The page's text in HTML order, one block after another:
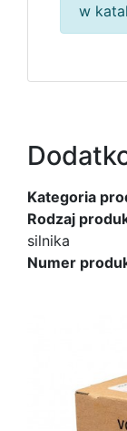
w
Kategoria
Rodzaj
silnika
Numer